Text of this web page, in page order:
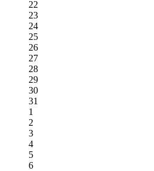
22
23
24
25
26
27
28
29
30
31
1
2
3
4
5
6